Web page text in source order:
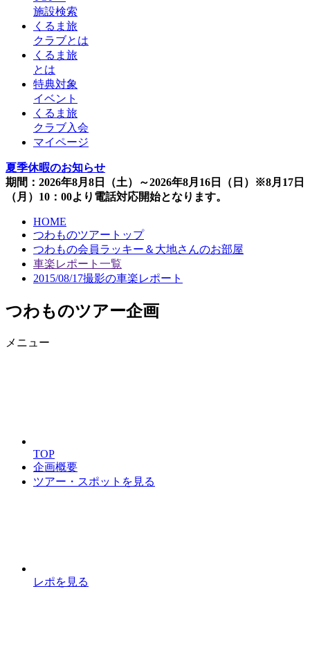
施設検索
くるま旅
クラブとは
くるま旅
とは
特典対象
イベント
くるま旅
クラブ入会
マイページ
夏季休暇のお知らせ
期間：2026年8月8日（土）～2026年8月16日（日）※8月17日
（月）10：00より電話対応開始となります。
HOME
つわものツアートップ
つわもの会員ラッキー＆大地さんのお部屋
車楽レポート一覧
2015/08/17撮影の車楽レポート
つわものツアー企画
メニュー
TOP
企画概要
ツアー・スポットを見る
レポを見る